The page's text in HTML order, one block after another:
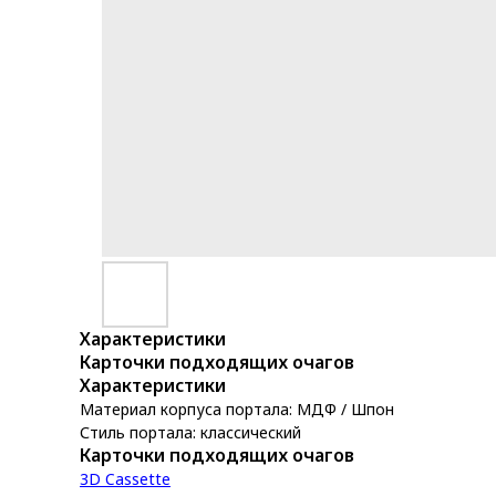
Характеристики
Карточки подходящих очагов
Характеристики
Материал корпуса портала: МДФ / Шпон
Стиль портала: классический
Карточки подходящих очагов
3D Cassette